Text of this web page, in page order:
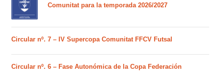
Comunitat para la temporada 2026/2027
Circular nº. 7 – IV Supercopa Comunitat FFCV Futsal
Circular nº. 6 – Fase Autonómica de la Copa Federación